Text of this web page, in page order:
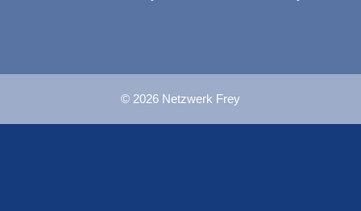
© 2026 Netzwerk Frey